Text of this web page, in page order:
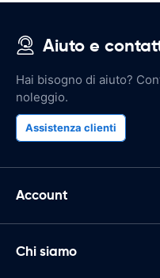
Aiuto e
Hai bisogno di aiuto?
noleggio.
Assistenza clienti
Account
Chi siamo